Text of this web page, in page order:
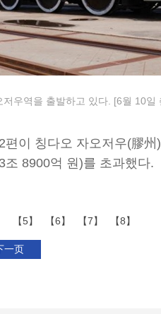
우역을 출발하고 있다. [6월 10일
이 칭다오 자오저우(膠
8900억 원)를 초과했다.
【5】 【6】 【7】 【8】
一页